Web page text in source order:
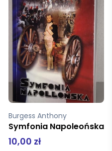
Burgess Anthony
Symfonia Napoleońska
10,00 zł